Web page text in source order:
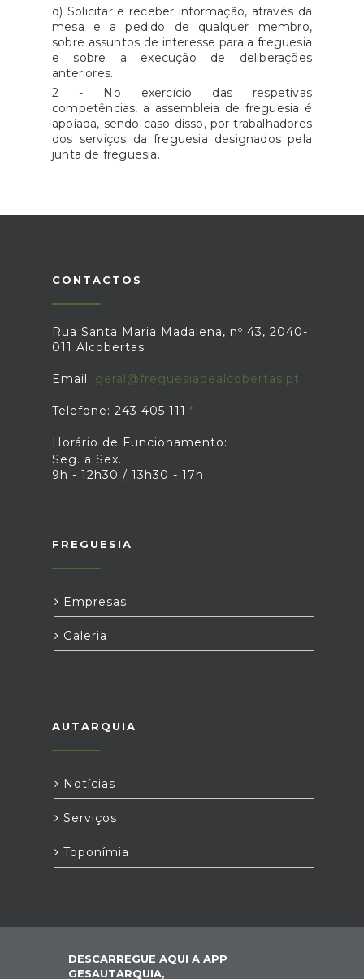
d) Solicitar e receber informação, através da
mesa e a pedido de qualquer membro,
sobre assuntos de interesse para a freguesia
e sobre a execução de deliberações
anteriores.
2 - No exercício das respetivas
competências, a assembleia de freguesia é
apoiada, sendo caso disso, por trabalhadores
dos serviços da freguesia designados pela
junta de freguesia.
CONTACTOS
Rua Santa Maria Madalena, nº 43, 2040-
011 Alcobertas
Email: geral@freguesiadealcobertas.pt
Telefone: 243 405 111
Horário de Funcionamento:
Seg. a Sex.:
9h - 12h30 / 13h30 - 17h
FREGUESIA
Empresas
Galeria
AUTARQUIA
Notícias
Serviços
Toponímia
DESCARREGUE AQUI A APP
GESAUTARQUIA,